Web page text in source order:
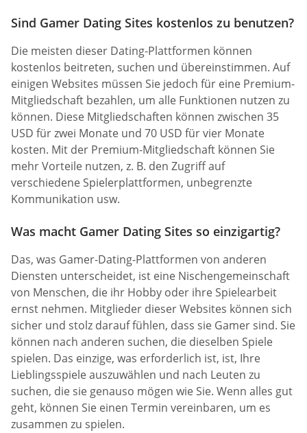
Sind Gamer Dating Sites kostenlos zu benutzen?
Die meisten dieser Dating-Plattformen können
kostenlos beitreten, suchen und übereinstimmen. Auf
einigen Websites müssen Sie jedoch für eine Premium-
Mitgliedschaft bezahlen, um alle Funktionen nutzen zu
können. Diese Mitgliedschaften können zwischen 35
USD für zwei Monate und 70 USD für vier Monate
kosten. Mit der Premium-Mitgliedschaft können Sie
mehr Vorteile nutzen, z. B. den Zugriff auf
verschiedene Spielerplattformen, unbegrenzte
Kommunikation usw.
Was macht Gamer Dating Sites so einzigartig?
Das, was Gamer-Dating-Plattformen von anderen
Diensten unterscheidet, ist eine Nischengemeinschaft
von Menschen, die ihr Hobby oder ihre Spielearbeit
ernst nehmen. Mitglieder dieser Websites können sich
sicher und stolz darauf fühlen, dass sie Gamer sind. Sie
können nach anderen suchen, die dieselben Spiele
spielen. Das einzige, was erforderlich ist, ist, Ihre
Lieblingsspiele auszuwählen und nach Leuten zu
suchen, die sie genauso mögen wie Sie. Wenn alles gut
geht, können Sie einen Termin vereinbaren, um es
zusammen zu spielen.